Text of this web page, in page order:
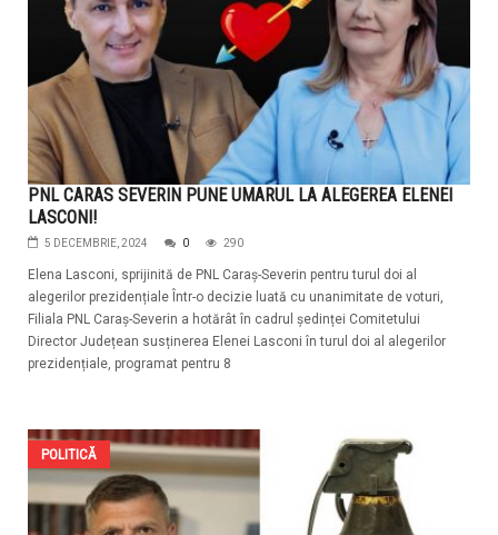
PNL CARAS SEVERIN PUNE UMARUL LA ALEGEREA ELENEI
LASCONI!
5 DECEMBRIE, 2024 0 290
Elena Lasconi, sprijinită de PNL Caraș-Severin pentru turul doi al
alegerilor prezidențiale Într-o decizie luată cu unanimitate de voturi,
Filiala PNL Caraș-Severin a hotărât în cadrul ședinței Comitetului
Director Județean susținerea Elenei Lasconi în turul doi al alegerilor
prezidențiale, programat pentru 8
POLITICĂ